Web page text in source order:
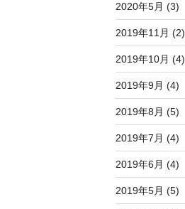
2020年5月 (3)
2019年11月 (2)
2019年10月 (4)
2019年9月 (4)
2019年8月 (5)
2019年7月 (4)
2019年6月 (4)
2019年5月 (5)